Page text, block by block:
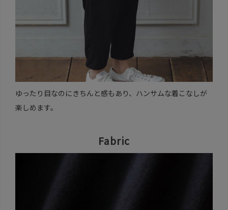
ゆったり目なのにきちんと感もあり、ハンサムな着こなしが
楽しめます。
Fabric